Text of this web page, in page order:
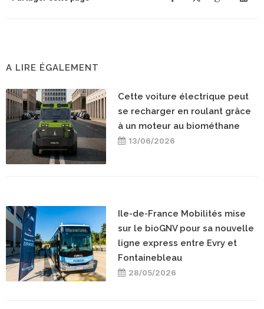
A LIRE ÉGALEMENT
Cette voiture électrique peut
se recharger en roulant grâce
à un moteur au biométhane
13/06/2026
Ile-de-France Mobilités mise
sur le bioGNV pour sa nouvelle
ligne express entre Evry et
Fontainebleau
28/05/2026